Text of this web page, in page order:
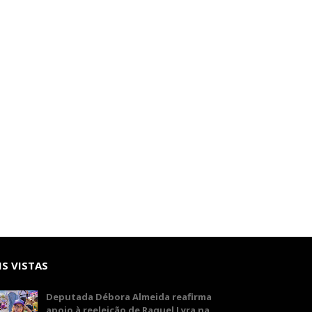
VISTAS
Deputada Débora Almeida reafirma